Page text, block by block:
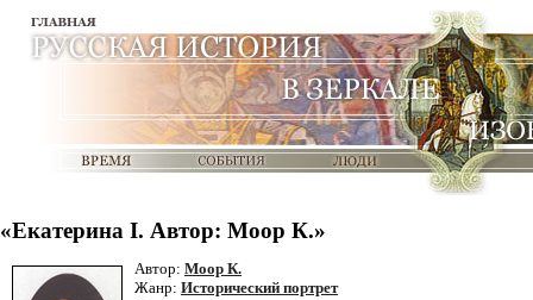
«Екатерина I. Автор: Моор К.»
Автор: Моор К.
Жанр: Исторический портрет